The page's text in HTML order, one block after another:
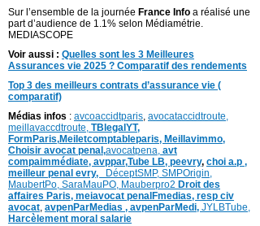
Sur l’ensemble de la journée France Info a réalisé une
part d’audience de 1.1% selon Médiamétrie.
MEDIASCOPE
Voir aussi : Quelles sont les 3 Meilleures
Assurances vie 2025 ? Comparatif des rendements
Top 3 des meilleurs contrats d’assurance vie (
comparatif)
Médias infos : avcoaccidtparis, avocataccidtroute,
meillavaccdtroute, TBlegalYT,
FormParis,Meiletcomptableparis, Meillavimmo,
Choisir avocat penal,avocatpena, avt
compaimmédiate, avppar,Tube LB, peevry, choi a.p ,
meilleur penal evry,
DéceptSMP, SMPOrigin,
MaubertPo, SaraMauPO, Mauberpro2 Droit des
affaires Paris, meiavocat penalFmedias, resp civ
avocat, avpenParMedias , avpenParMedi, JYLBTube,
Harcèlement moral salarie